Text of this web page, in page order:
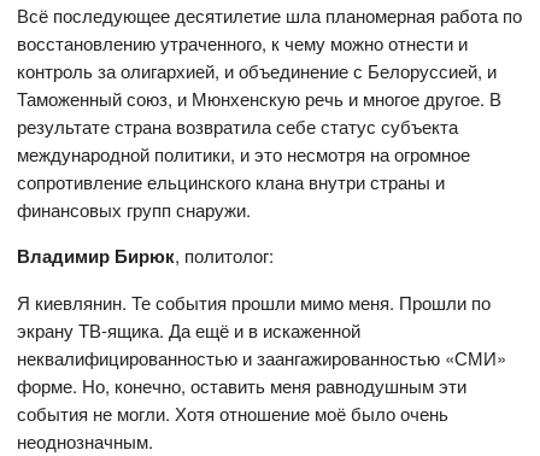
Всё последующее десятилетие шла планомерная работа по
восстановлению утраченного, к чему можно отнести и
контроль за олигархией, и объединение с Белоруссией, и
Таможенный союз, и Мюнхенскую речь и многое другое. В
результате страна возвратила себе статус субъекта
международной политики, и это несмотря на огромное
сопротивление ельцинского клана внутри страны и
финансовых групп снаружи.
Владимир Бирюк, политолог:
Я киевлянин. Те события прошли мимо меня. Прошли по
экрану ТВ-ящика. Да ещё и в искаженной
неквалифицированностью и заангажированностью «СМИ»
форме. Но, конечно, оставить меня равнодушным эти
события не могли. Хотя отношение моё было очень
неоднозначным.